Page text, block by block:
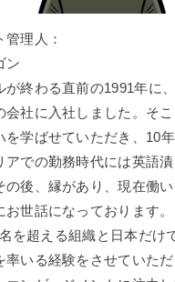
管理人：
ン
が終わる直前の1991年に
会社に入社しました。そ
を学ばせていただき、10
アでの勤務時代には英語
の後、縁があり、現在働
お世話になっております。
を超える組織と日本だけ
率いる経験をさせていた